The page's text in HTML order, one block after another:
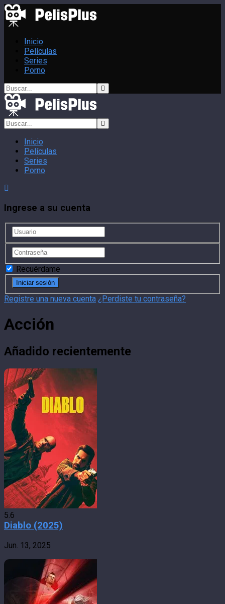
Inicio
Películas
Series
Porno
Inicio
Películas
Series
Porno
Ingrese a su cuenta
Recuérdame
Registre una nueva cuenta ¿Perdiste tu contraseña?
Acción
Añadido recientemente
5.6
Diablo (2025)
Jun. 13, 2025